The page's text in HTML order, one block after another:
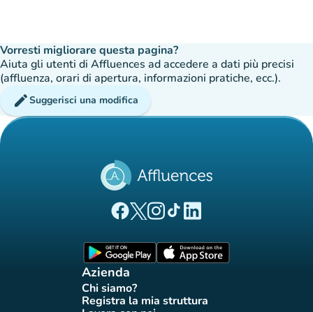
Vorresti migliorare questa pagina?
Aiuta gli utenti di Affluences ad accedere a dati più precisi
(affluenza, orari di apertura, informazioni pratiche, ecc.).
editSuggerisci una modifica
(nuova scheda)
(nuova scheda)
(nuova scheda)
(nuova scheda)
(nuova scheda)
Azienda
Chi siamo?(nuova scheda)
Registra la mia struttura
(nuova scheda)